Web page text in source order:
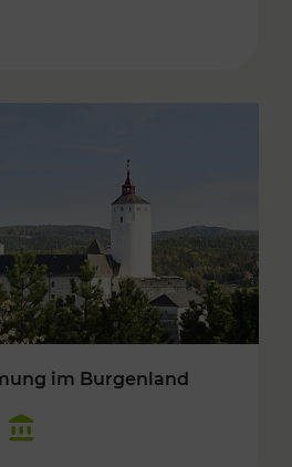
im Burgenland